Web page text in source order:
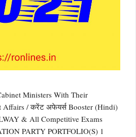
Ministers With Their
Affairs / करेंट अफेयर्स Booster (Hindi)
& All Competitive Exams
PARTY PORTFOLIO(S) 1